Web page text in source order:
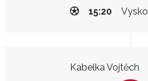
15:20
Kabelka Vojtěch